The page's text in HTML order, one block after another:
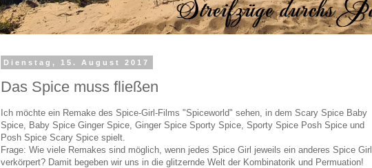
Dienstag, 15. August 2017
Das Spice muss fließen
Ich möchte ein Remake des Spice-Girl-Films "Spiceworld" sehen, in dem Scary Spice Baby
Spice, Baby Spice Ginger Spice, Ginger Spice Sporty Spice, Sporty Spice Posh Spice und
Posh Spice Scary Spice spielt.
Frage: Wie viele Remakes sind möglich, wenn jedes Spice Girl jeweils ein anderes Spice Girl
verkörpert? Damit begeben wir uns in die glitzernde Welt der Kombinatorik und Permuation!